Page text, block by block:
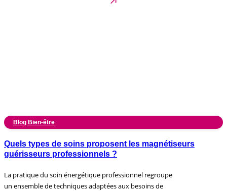
Blog Bien-être
Quels types de soins proposent les magnétiseurs
guérisseurs professionnels ?
La pratique du soin énergétique professionnel regroupe
un ensemble de techniques adaptées aux besoins de